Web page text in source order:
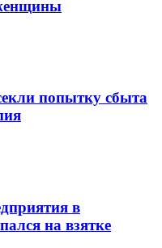
попытку сбыта
в
на взятке